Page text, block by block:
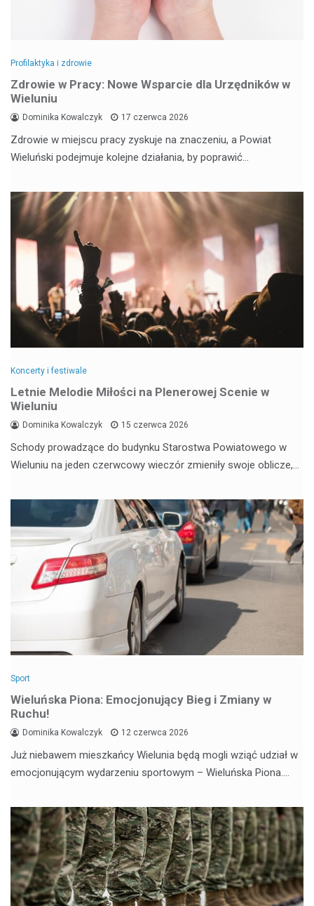
Profilaktyka i zdrowie
Zdrowie w Pracy: Nowe Wsparcie dla Urzędników w
Wieluniu
Dominika Kowalczyk 17 czerwca 2026
Zdrowie w miejscu pracy zyskuje na znaczeniu, a Powiat
Wieluński podejmuje kolejne działania, by poprawić…
Koncerty i festiwale
Letnie Melodie Miłości na Plenerowej Scenie w
Wieluniu
Dominika Kowalczyk 15 czerwca 2026
Schody prowadzące do budynku Starostwa Powiatowego w
Wieluniu na jeden czerwcowy wieczór zmieniły swoje oblicze,…
Sport
Wieluńska Piona: Emocjonujący Bieg i Zmiany w
Ruchu!
Dominika Kowalczyk 12 czerwca 2026
Już niebawem mieszkańcy Wielunia będą mogli wziąć udział w
emocjonującym wydarzeniu sportowym – Wieluńska Piona.…